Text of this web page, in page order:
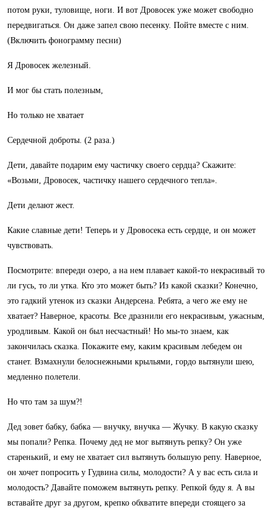
потом руки, туловище, ноги. И вот Дровосек уже может свободно
передвигаться. Он даже запел свою песенку. Пойте вместе с ним.
(Включить фонограмму песни)
Я Дровосек железный.
И мог бы стать полезным,
Но только не хватает
Сердечной доброты. (2 раза.)
Дети, давайте подарим ему частичку своего сердца? Скажите:
«Возьми, Дровосек, частичку нашего сердечного тепла».
Дети делают жест.
Какие славные дети! Теперь и у Дровосека есть сердце, и он может
чувствовать.
Посмотрите: впереди озеро, а на нем плавает какой-то некрасивый то
ли гусь, то ли утка. Кто это может быть? Из какой сказки? Конечно,
это гадкий утенок из сказки Андерсена. Ребята, а чего же ему не
хватает? Наверное, красоты. Все дразнили его некрасивым, ужасным,
уродливым. Какой он был несчастный! Но мы-то знаем, как
закончилась сказка. Покажите ему, каким красивым лебедем он
станет. Взмахнули белоснежными крыльями, гордо вытянули шею,
медленно полетели.
Но что там за шум?!
Дед зовет бабку, бабка — внучку, внучка — Жучку. В какую сказку
мы попали? Репка. Почему дед не мог вытянуть репку? Он уже
старенький, и ему не хватает сил вытянуть большую репу. Наверное,
он хочет попросить у Гудвина силы, молодости? А у вас есть сила и
молодость? Давайте поможем вытянуть репку. Репкой буду я. А вы
вставайте друг за другом, крепко обхватите впереди стоящего за